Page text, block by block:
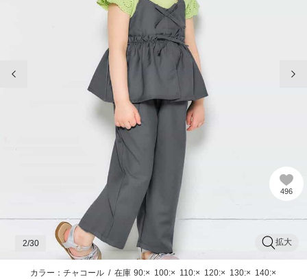
496
拡大
2/30
カラー：チャコール / 在庫 90:× 100:× 110:× 120:× 130:× 140:×